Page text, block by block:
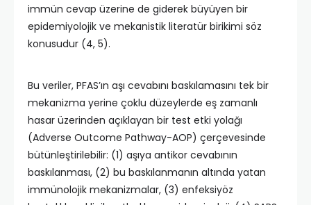
immün cevap üzerine de giderek büyüyen bir
epidemiyolojik ve mekanistik literatür birikimi söz
konusudur (4, 5).
Bu veriler, PFAS’ın aşı cevabını baskılamasını tek bir
mekanizma yerine çoklu düzeylerde eş zamanlı
hasar üzerinden açıklayan bir test etki yolağı
(Adverse Outcome Pathway-AOP) çerçevesinde
bütünleştirilebilir: (1) aşıya antikor cevabının
baskılanması, (2) bu baskılanmanın altında yatan
immünolojik mekanizmalar, (3) enfeksiyöz